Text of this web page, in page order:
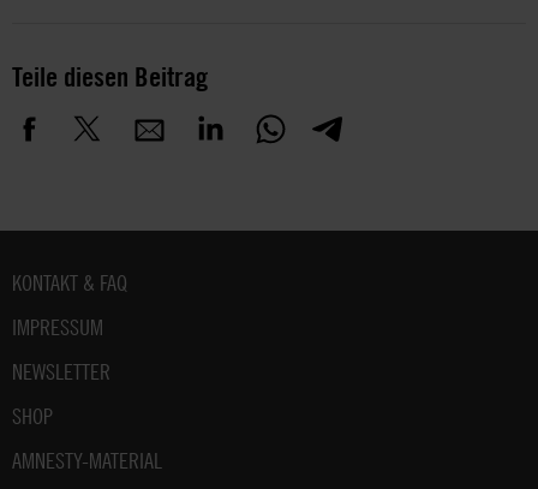
Teile diesen Beitrag
Fußbereich
KONTAKT & FAQ
IMPRESSUM
NEWSLETTER
SHOP
AMNESTY-MATERIAL